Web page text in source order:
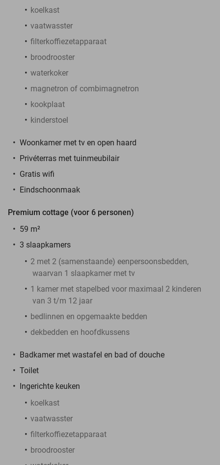
koelkast
vaatwasster
filterkoffiezetapparaat
broodrooster
waterkoker
magnetron of combimagnetron
kookplaat
kinderstoel
Woonkamer met tv en open haard
Privéterras met tuinmeubilair
Gratis wifi
Eindschoonmaak
Premium cottage (voor 6 personen)
59 m²
3 slaapkamers
2 met 2 (samenstaande) eenpersoonsbedden,
waarvan 1 slaapkamer met tv
1 kamer met stapelbed voor maximaal 2 kinderen
van 3 t/m 12 jaar
bedlinnen en opgemaakte bedden
dekbedden en hoofdkussens
Badkamer met wastafel en bad of douche
Toilet
Ingerichte keuken
koelkast
vaatwasster
filterkoffiezetapparaat
broodrooster